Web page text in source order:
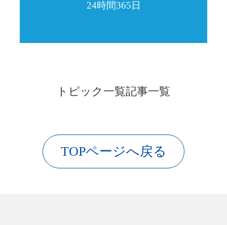
24時間365日
トピック一覧記事一覧
TOPページへ戻る